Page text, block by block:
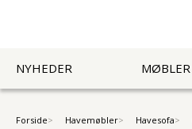
NYHEDER MØBLER
Forside Havemøbler Havesofa